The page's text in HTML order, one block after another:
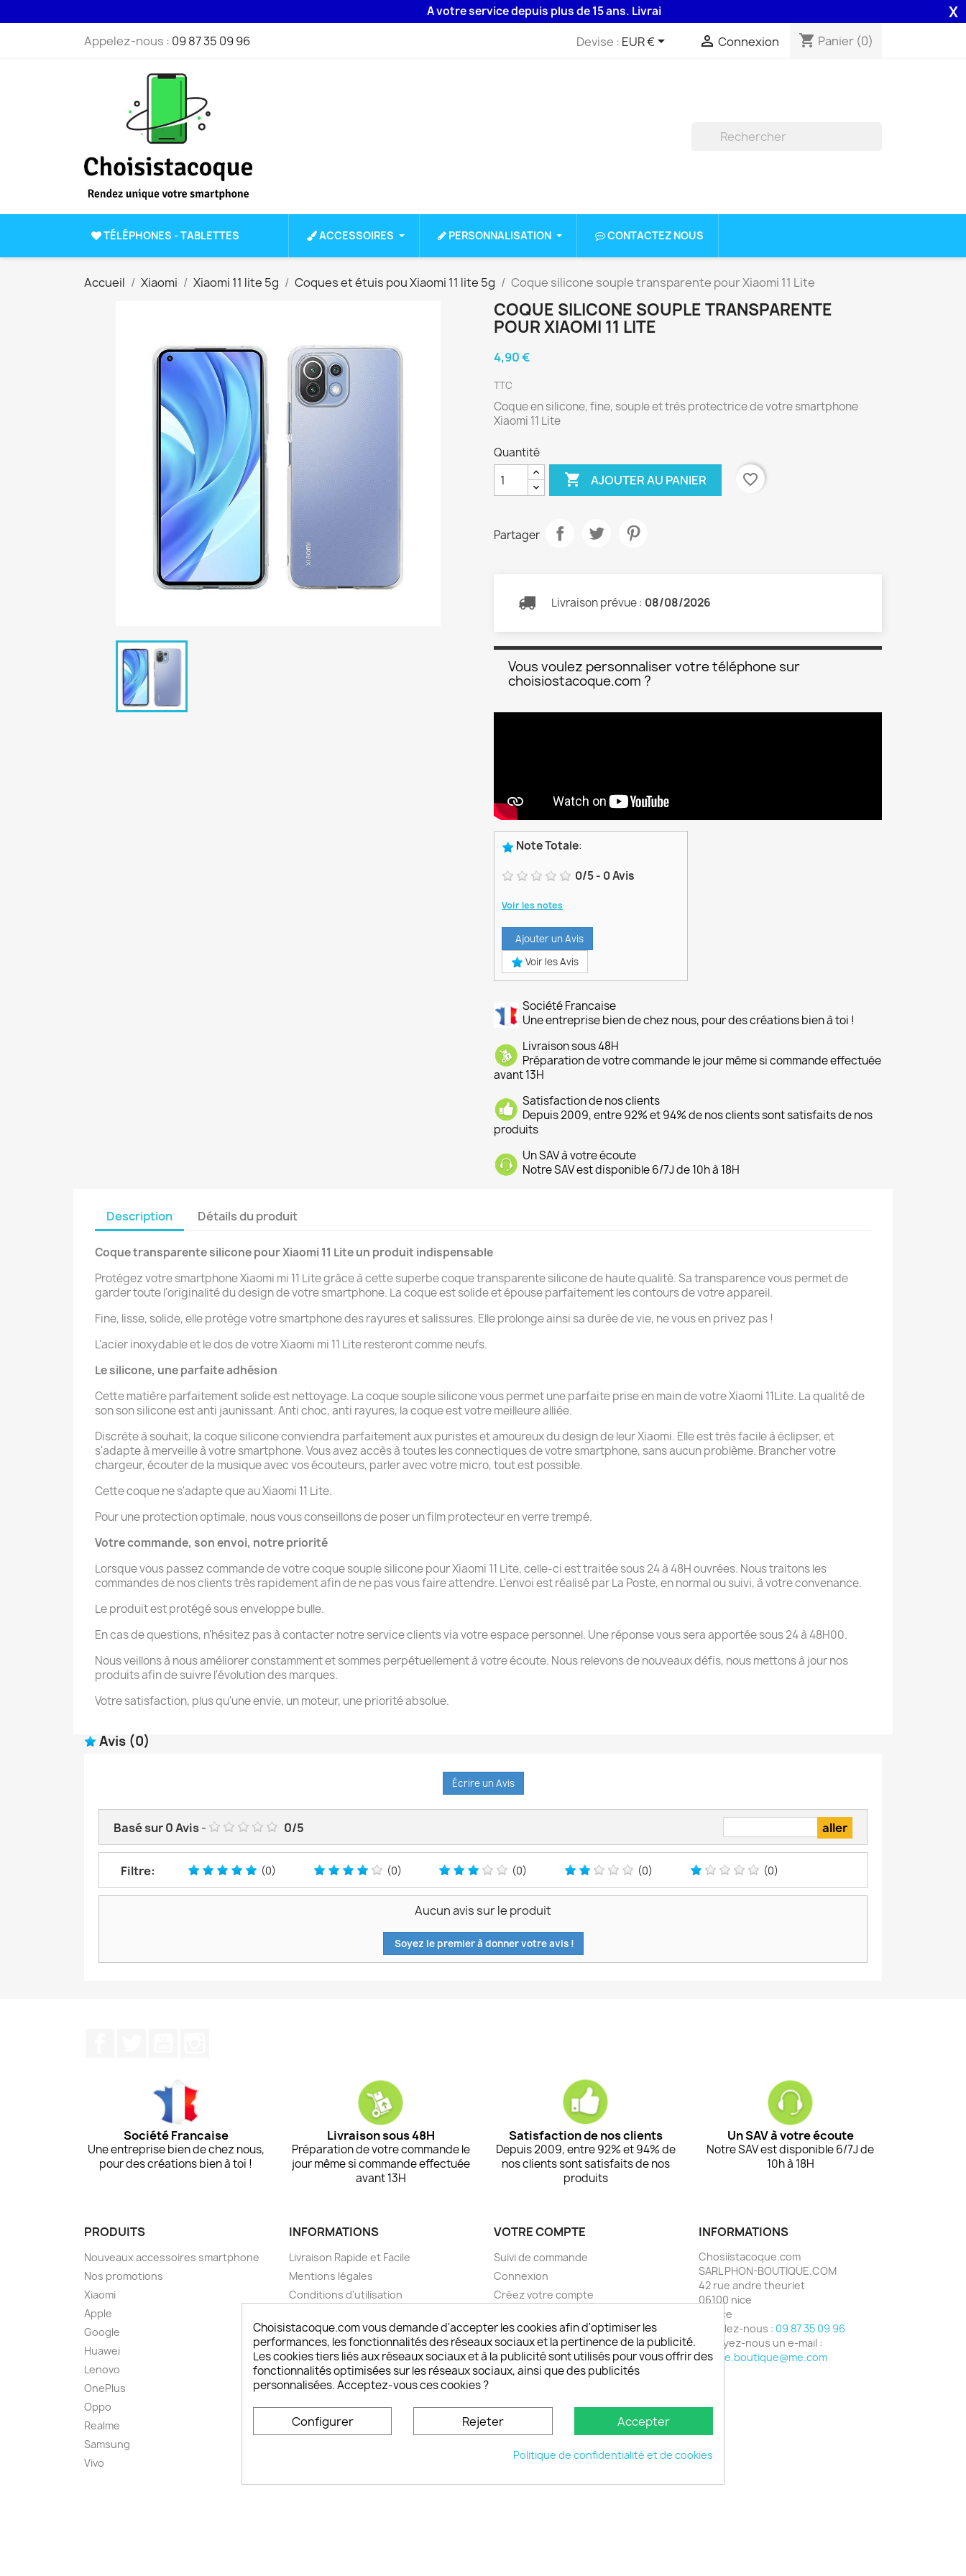
A votre service depuis plus de 15 ans. Livraison 48H assurée par la Poste . X
Appelez-nous : 09 87 35 09 96 Devise : EUR €  Connexion shopping_cart Panier (0)
TÉLÉPHONES - TABLETTES ACCESSOIRES PERSONNALISATION CONTACTEZ NOUS
Accueil Xiaomi Xiaomi 11 lite 5g Coques et étuis pou Xiaomi 11 lite 5g Coque silicone souple transparente pour Xiaomi 11 Lite
COQUE SILICONE SOUPLE TRANSPARENTE
POUR XIAOMI 11 LITE
4,90 €
TTC
Coque en silicone, fine, souple et très protectrice de votre smartphone
Xiaomi 11 Lite
Quantité
 AJOUTER AU PANIER favorite_border
Partager
Livraison prévue : 08/08/2026
Vous voulez personnaliser votre téléphone sur
choisiostacoque.com ?
Note Totale:
0/5- 0Avis
Voir les notes
Ajouter un Avis
Voir les Avis
Société Francaise
Une entreprise bien de chez nous, pour des créations bien à toi !
Livraison sous 48H
Préparation de votre commande le jour même si commande effectuée
avant 13H
Satisfaction de nos clients
Depuis 2009, entre 92% et 94% de nos clients sont satisfaits de nos
produits
Un SAV à votre écoute
Notre SAV est disponible 6/7J de 10h à 18H
Description Détails du produit
Coque transparente silicone pour Xiaomi 11 Lite un produit indispensable
Protégez votre smartphone Xiaomi mi 11 Lite grâce à cette superbe coque transparente silicone de haute qualité. Sa transparence vous permet de
garder toute l'originalité du design de votre smartphone. La coque est solide et épouse parfaitement les contours de votre appareil.
Fine, lisse, solide, elle protège votre smartphone des rayures et salissures. Elle prolonge ainsi sa durée de vie, ne vous en privez pas !
L'acier inoxydable et le dos de votre Xiaomi mi 11 Lite resteront comme neufs.
Le silicone, une parfaite adhésion
Cette matière parfaitement solide est nettoyage. La coque souple silicone vous permet une parfaite prise en main de votre Xiaomi 11Lite. La qualité de
son son silicone est anti jaunissant. Anti choc, anti rayures, la coque est votre meilleure alliée.
Discrète à souhait, la coque silicone conviendra parfaitement aux puristes et amoureux du design de leur Xiaomi. Elle est très facile à éclipser, et
s'adapte à merveille à votre smartphone. Vous avez accès à toutes les connectiques de votre smartphone, sans aucun problème. Brancher votre
chargeur, écouter de la musique avec vos écouteurs, parler avec votre micro, tout est possible.
Cette coque ne s'adapte que au Xiaomi 11 Lite.
Pour une protection optimale, nous vous conseillons de poser un film protecteur en verre trempé.
Votre commande, son envoi, notre priorité
Lorsque vous passez commande de votre coque souple silicone pour Xiaomi 11 Lite, celle-ci est traitée sous 24 à 48H ouvrées. Nous traitons les
commandes de nos clients très rapidement afin de ne pas vous faire attendre. L'envoi est réalisé par La Poste, en normal ou suivi, à votre convenance.
Le produit est protégé sous enveloppe bulle.
En cas de questions, n'hésitez pas à contacter notre service clients via votre espace personnel. Une réponse vous sera apportée sous 24 à 48H00.
Nous veillons à nous améliorer constamment et sommes perpétuellement à votre écoute. Nous relevons de nouveaux défis, nous mettons à jour nos
produits afin de suivre l'évolution des marques.
Votre satisfaction, plus qu'une envie, un moteur, une priorité absolue.
Avis (0)
Écrire un Avis
Basé sur0Avis- 0/5
Filtre: (0) (0) (0) (0) (0)
Aucun avis sur le produit
Soyez le premier à donner votre avis !
Société Francaise
Une entreprise bien de chez nous,
pour des créations bien à toi !
Livraison sous 48H
Préparation de votre commande le
jour même si commande effectuée
avant 13H
Satisfaction de nos clients
Depuis 2009, entre 92% et 94% de
nos clients sont satisfaits de nos
produits
Un SAV à votre écoute
Notre SAV est disponible 6/7J de
10h à 18H
PRODUITS
Nouveaux accessoires smartphone
Nos promotions
Xiaomi
Apple
Google
Huawei
Lenovo
OnePlus
Oppo
Realme
Samsung
Vivo
INFORMATIONS
Livraison Rapide et Facile
Mentions légales
Conditions d'utilisation
Paiement sécurisé choisistacoque
Retours et remboursements
Livraison DOM TOM et outremer
FAQ choisistacoque
Comment personnaliser son
smartphone
VOTRE COMPTE
Suivi de commande
Connexion
Créez votre compte
INFORMATIONS
Chosiistacoque.com
SARL PHON-BOUTIQUE.COM
42 rue andre theuriet
06100 nice
France
Appelez-nous : 09 87 35 09 96
Envoyez-nous un e-mail :
phone.boutique@me.com
© 2026 - choisistacoque.com
Choisistacoque.com vous demande d'accepter les cookies afin d'optimiser les
performances, les fonctionnalités des réseaux sociaux et la pertinence de la publicité.
Les cookies tiers liés aux réseaux sociaux et à la publicité sont utilisés pour vous offrir des
fonctionnalités optimisées sur les réseaux sociaux, ainsi que des publicités
personnalisées. Acceptez-vous ces cookies ?
Configurer Rejeter Accepter
Politique de confidentialité et de cookies